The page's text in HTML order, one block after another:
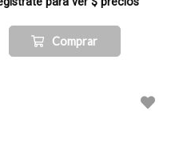
Comprar